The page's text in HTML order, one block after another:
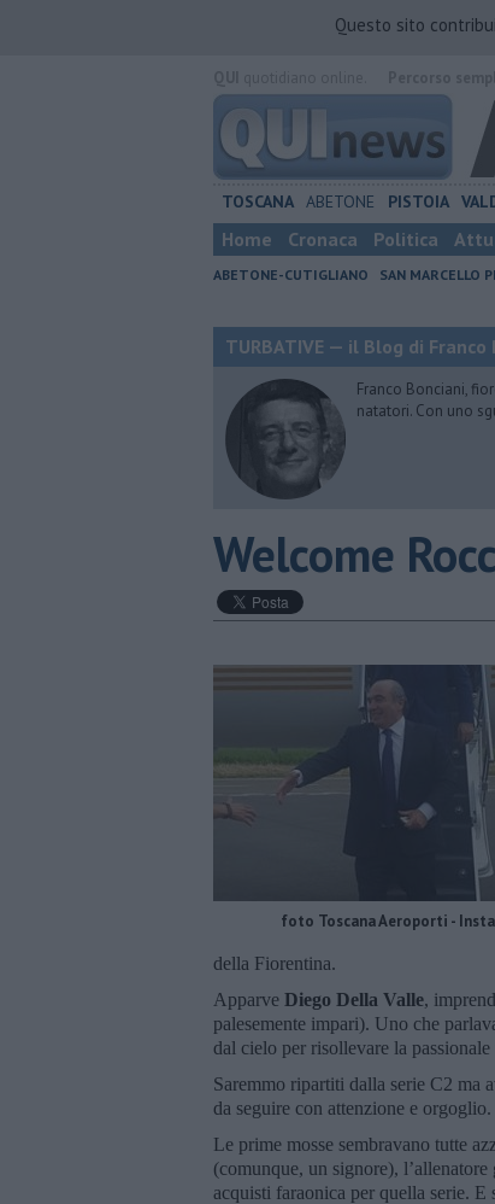
Questo sito
TOSCANA ABETONE PISTOIA
Home Cronaca Politica
ABETONE-CUTIGLIANO SAN MARCELLO
TURBATIVE — il Blog di Franco
Franco Bonciani,
natatori. Con uno
Welcome
foto Toscana Aeroporti -
della Fiorentina.
Apparve Diego Della Valle,
palesemente impari). Uno che
dal cielo per risollevare la
Saremmo ripartiti dalla serie C2 ma
da seguire con attenzione e orgoglio.
Le prime mosse sembravano tutte
(comunque, un signore),
acquisti faraonica per quella serie.